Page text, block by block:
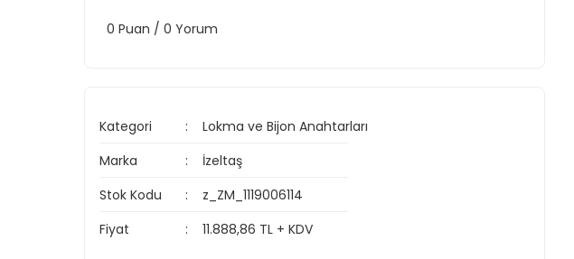
0 Puan / 0 Yorum
Kategori
Lokma ve Bijon Anahtarları
Marka
İzeltaş
Stok Kodu
z_ZM_1119006114
Fiyat
11.888,86 TL + KDV